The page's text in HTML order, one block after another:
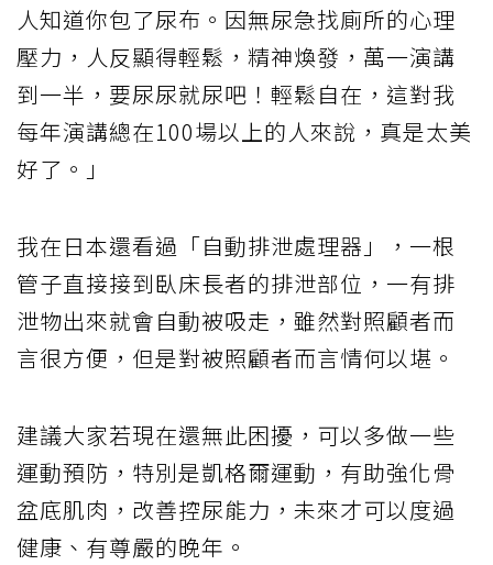
人知道你包了尿布。因無尿急找廁所的心理
壓力，人反顯得輕鬆，精神煥發，萬一演講
到一半，要尿尿就尿吧！輕鬆自在，這對我
每年演講總在100場以上的人來說，真是太美
好了。」
我在日本還看過「自動排泄處理器」，一根
管子直接接到臥床長者的排泄部位，一有排
泄物出來就會自動被吸走，雖然對照顧者而
言很方便，但是對被照顧者而言情何以堪。
建議大家若現在還無此困擾，可以多做一些
運動預防，特別是凱格爾運動，有助強化骨
盆底肌肉，改善控尿能力，未來才可以度過
健康、有尊嚴的晚年。